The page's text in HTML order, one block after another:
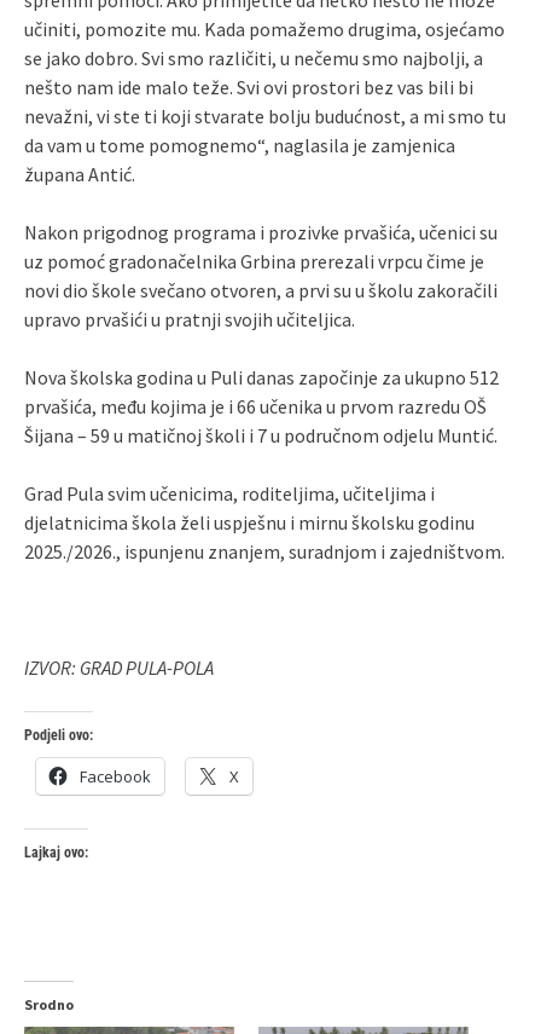
učiniti, pomozite mu. Kada pomažemo drugima, osjećamo
se jako dobro. Svi smo različiti, u nečemu smo najbolji, a
nešto nam ide malo teže. Svi ovi prostori bez vas bili bi
nevažni, vi ste ti koji stvarate bolju budućnost, a mi smo tu
da vam u tome pomognemo“, naglasila je zamjenica
župana Antić.
Nakon prigodnog programa i prozivke prvašića, učenici su
uz pomoć gradonačelnika Grbina prerezali vrpcu čime je
novi dio škole svečano otvoren, a prvi su u školu zakoračili
upravo prvašići u pratnji svojih učiteljica.
Nova školska godina u Puli danas započinje za ukupno 512
prvašića, među kojima je i 66 učenika u prvom razredu OŠ
Šijana – 59 u matičnoj školi i 7 u područnom odjelu Muntić.
Grad Pula svim učenicima, roditeljima, učiteljima i
djelatnicima škola želi uspješnu i mirnu školsku godinu
2025./2026., ispunjenu znanjem, suradnjom i zajedništvom.
IZVOR: GRAD PULA-POLA
Podjeli ovo:
Facebook X
Lajkaj ovo:
Srodno